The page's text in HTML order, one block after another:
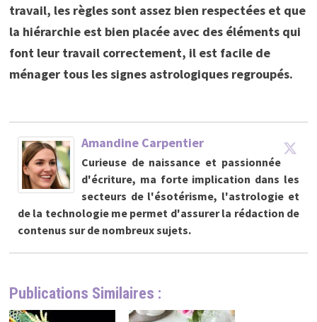
travail, les règles sont assez bien respectées et que
la hiérarchie est bien placée avec des éléments qui
font leur travail correctement, il est facile de
ménager tous les signes astrologiques regroupés.
Amandine Carpentier
Curieuse de naissance et passionnée
d'écriture, ma forte implication dans les
secteurs de l'ésotérisme, l'astrologie et
de la technologie me permet d'assurer la rédaction de
contenus sur de nombreux sujets.
Publications Similaires :